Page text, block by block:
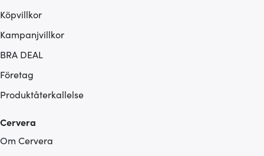
Köpvillkor
Kampanjvillkor
BRA DEAL
Företag
Produktåterkallelse
Cervera
Om Cervera